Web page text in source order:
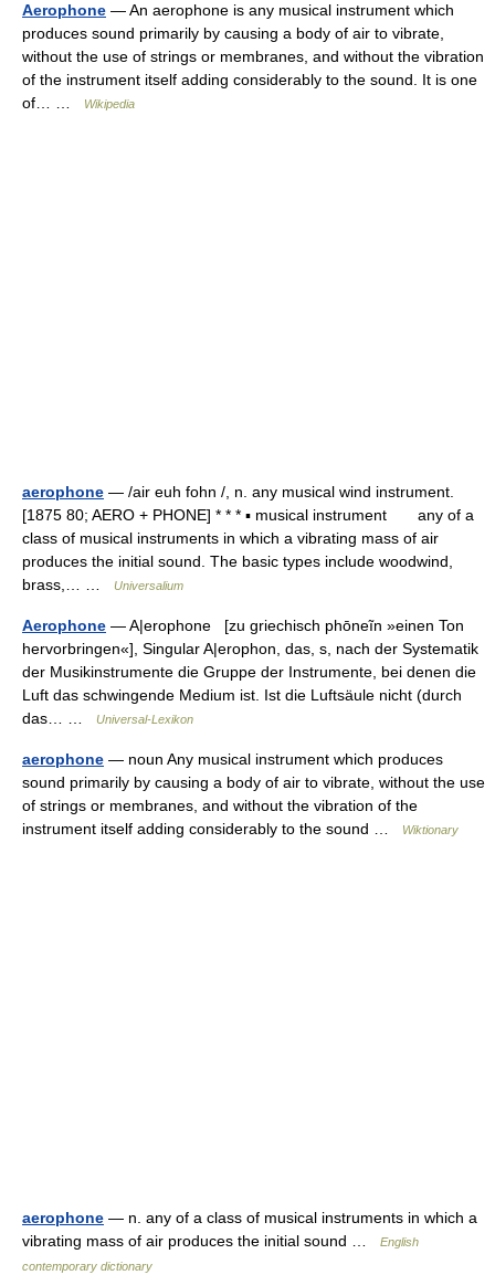
Aerophone — An aerophone is any musical instrument which
produces sound primarily by causing a body of air to vibrate,
without the use of strings or membranes, and without the vibration
of the instrument itself adding considerably to the sound. It is one
of… …
Wikipedia
aerophone — /air euh fohn /, n. any musical wind instrument.
[1875 80; AERO + PHONE] * * * ▪ musical instrument any of a
class of musical instruments in which a vibrating mass of air
produces the initial sound. The basic types include woodwind,
brass,… …
Universalium
Aerophone — A|erophone [zu griechisch phōneĩn »einen Ton
hervorbringen«], Singular A|erophon, das, s, nach der Systematik
der Musikinstrumente die Gruppe der Instrumente, bei denen die
Luft das schwingende Medium ist. Ist die Luftsäule nicht (durch
das… …
Universal-Lexikon
aerophone — noun Any musical instrument which produces
sound primarily by causing a body of air to vibrate, without the use
of strings or membranes, and without the vibration of the
instrument itself adding considerably to the sound …
Wiktionary
aerophone — n. any of a class of musical instruments in which a
vibrating mass of air produces the initial sound …
English
contemporary dictionary